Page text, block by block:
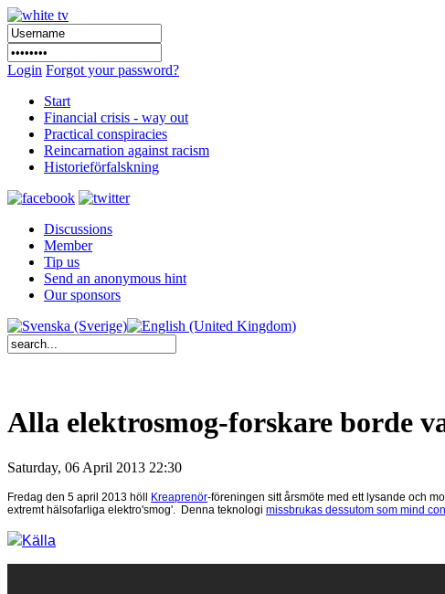
Login Forgot your password?
Start
Financial crisis - way out
Practical conspiracies
Reincarnation against racism
Historieförfalskning
Discussions
Member
Tip us
Send an anonymous hint
Our sponsors
Alla elektrosmog-forskare borde
Saturday, 06 April 2013 22:30
Fredag den 5 april 2013 höll Kreaprenör-föreningen sitt årsmöte med ett lysande och
extremt hälsofarliga elektro'smog'. Denna teknologi missbrukas dessutom som mind
Källa